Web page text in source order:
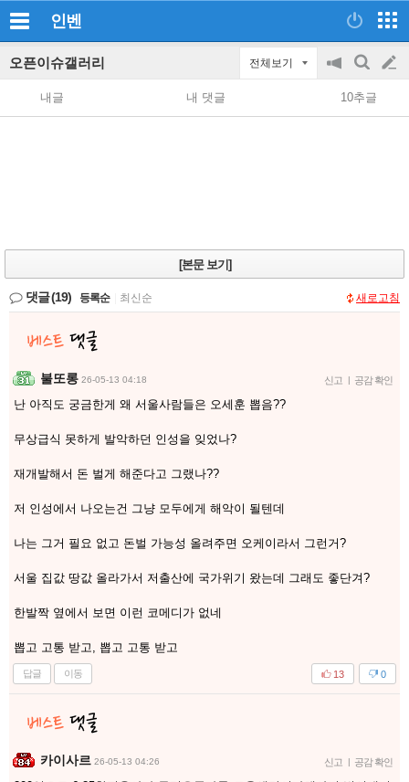
인벤
오픈이슈갤러리 전체보기
공
지
on/off
검
색
글
쓰
내글 내 댓글 10추글
[본문 보기]
댓글(19) 등록순 최신순 새로고침
불또롱 26-05-13 04:18 신고 | 공감 확인
난 아직도 궁금한게 왜 서울사람들은 오세훈 뽑음??
무상급식 못하게 발악하던 인성을 잊었나?
재개발해서 돈 벌게 해준다고 그랬나??
저 인성에서 나오는건 그냥 모두에게 해악이 될텐데
나는 그거 필요 없고 돈벌 가능성 올려주면 오케이라서 그런거?
서울 집값 땅값 올라가서 저출산에 국가위기 왔는데 그래도 좋단겨?
한발짝 옆에서 보면 이런 코메디가 없네
뽑고 고통 받고, 뽑고 고통 받고
답글 이동 0
13
카이사르 26-05-13 04:26 신고 | 공감 확인